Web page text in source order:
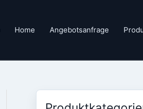
Home Angebotsanfrage